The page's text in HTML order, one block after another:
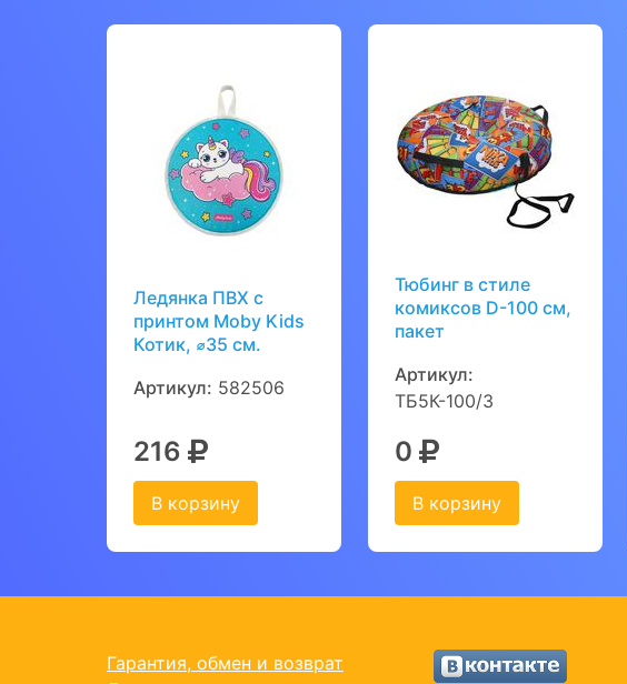
Ледянка ПВХ с
принтом Moby Kids
Котик, ⌀35 см.
Артикул: 582506
216
В корзину
Тюбинг в стиле
комиксов D-100 см,
пакет
Артикул:
ТБ5К-100/3
0
В корзину
Гарантия, обмен и возврат